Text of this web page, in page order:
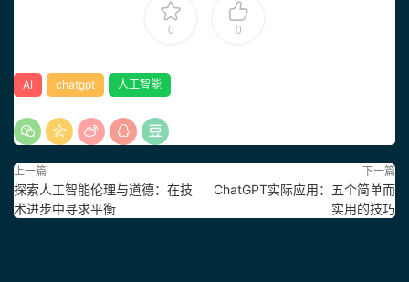
0 0
AI chatgpt 人工智能
上一篇
探索人工智能伦理与道德：在技
术进步中寻求平衡
下一篇
ChatGPT实际应用：五个简单而
实用的技巧